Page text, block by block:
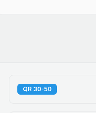
30-50 QR